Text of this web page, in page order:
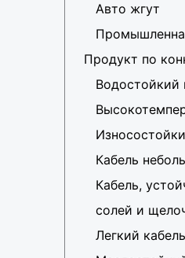
Авто жгут
Продукт по
Водостойкий
Кабель
Кабель,
солей и
Легкий кабель